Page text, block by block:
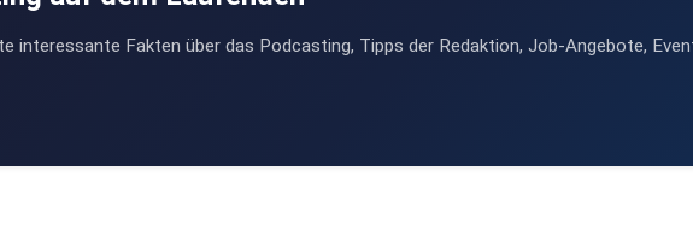
interessante Fakten über das Podcasting, Tipps der Redaktion, Job-Angebote,